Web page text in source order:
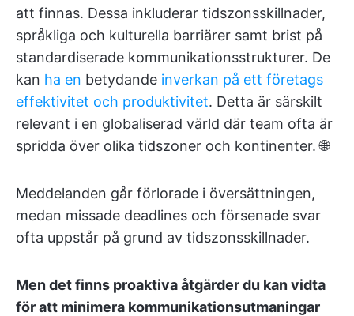
att finnas. Dessa inkluderar tidszonsskillnader,
språkliga och kulturella barriärer samt brist på
standardiserade kommunikationsstrukturer. De
kan ha en betydande inverkan på ett företags
effektivitet och produktivitet. Detta är särskilt
relevant i en globaliserad värld där team ofta är
spridda över olika tidszoner och kontinenter. 🌐
Meddelanden går förlorade i översättningen,
medan missade deadlines och försenade svar
ofta uppstår på grund av tidszonsskillnader.
Men det finns proaktiva åtgärder du kan vidta
för att minimera kommunikationsutmaningar